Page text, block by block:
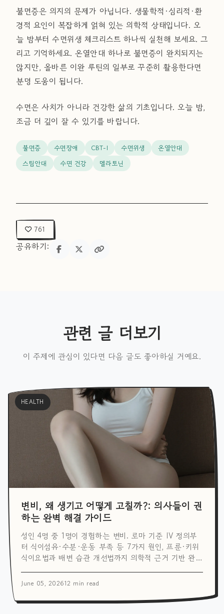
불면증은 의지의 문제가 아닙니다. 생물학적·심리적·환
경적 요인이 복잡하게 얽혀 있는 의학적 상태입니다. 오
늘 밤부터 수면위생 체크리스트 하나씩 실천해 보세요. 그
리고 기억하세요. 온열안대 하나로 불면증이 완치되지는
않지만, 올바른 이완 루틴의 일부로 꾸준히 활용한다면
분명 도움이 됩니다.
수면은 사치가 아니라 건강한 삶의 기초입니다. 오늘 밤,
조금 더 깊이 잘 수 있기를 바랍니다.
불면증 수면장애 CBT-I 수면위생
온열안대
스팀안대
수면 건강 멜라토닌
761
공유하기:
관련 글 더보기
이 주제에 관심이 있다면 다음 글도 좋아하실 거예요.
HEALTH
변비, 왜 생기고 어떻게 고칠까?: 의사들이 권
하는 완벽 해결 가이드
성인 4명 중 1명이 경험하는 변비. 로마 기준 IV 정의부
터 식이섬유·수분·운동 부족 등 7가지 원인, 프룬·키위
식이요법과 배변 습관 개선법까지 의학적 근거 기반 완벽
June 05, 202612 min read